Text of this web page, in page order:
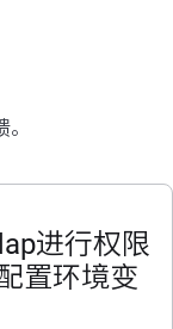
进行权限
置环境变